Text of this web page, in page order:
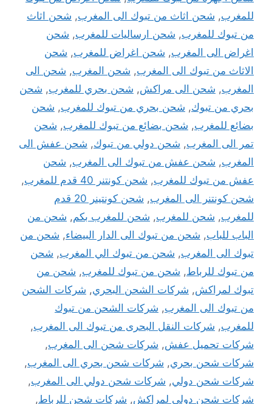
للمغرب, شحن اثاث من تبوك الى المغرب, شحن اثاث
من تبوك للمغرب, شحن ارساليات للمغرب, شحن
اغراض الى المغرب, شحن اغراض للمغرب, شحن
الاثاث من تبوك الى المغرب, شحن المغرب, شحن الى
المغرب, شحن الى مراكش, شحن بحري للمغرب, شحن
بحري من تبوك, شحن بحري من تبوك للمغرب, شحن
بضائع للمغرب, شحن بضائع من تبوك للمغرب, شحن
تمر الى المغرب, شحن دولي من تبوك, شحن عفش الى
المغرب, شحن عفش من تبوك الى المغرب, شحن
عفش من تبوك للمغرب, شحن كونتنر 40 قدم للمغرب
,
شحن كونتنر الى المغرب,
شحن كونتينر 20 قدم
للمغرب, شحن للمغرب, شحن للمغرب بكم, شحن من
الباب للباب, شحن من تبوك الى الدار البيضاء, شحن من
تبوك الى المغرب, شحن من تبوك الي المغرب, شحن
من تبوك للرباط, شحن من تبوك للمغرب, شحن من
تبوك لمراكش, شركات الشحن البحري, شركات الشحن
من تبوك الى المغرب, شركات الشحن من تبوك
للمغرب, شركات النقل البحرى من تبوك الى المغرب,
شركات تحميل عفش, شركات شحن الى المغرب,
شركات شحن بحري, شركات شحن بحري الى المغرب,
شركات شحن دولي, شركات شحن دولي الى المغرب,
شركات شحن دولي لمراكش, شركات شحن للرباط,